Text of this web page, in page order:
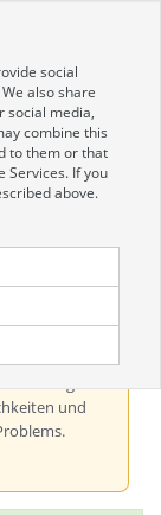
es bei der
und
social
also share
social media,
combine this
to them or that
Services. If you
above.